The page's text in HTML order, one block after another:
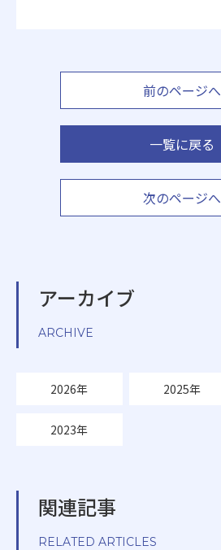
前のページへ
一覧に戻る
次のページへ
アーカイブ
ARCHIVE
2026年 2025年
2023年
関連記事
RELATED ARTICLES